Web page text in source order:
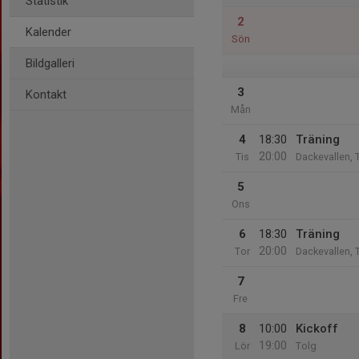
Kalender
Bildgalleri
Kontakt
2
Sön
3
Mån
4
Tis
18:30
20:00
Träning
Dackevallen,
5
Ons
6
Tor
18:30
20:00
Träning
Dackevallen,
7
Fre
8
Lör
10:00
19:00
Kickoff
Tolg